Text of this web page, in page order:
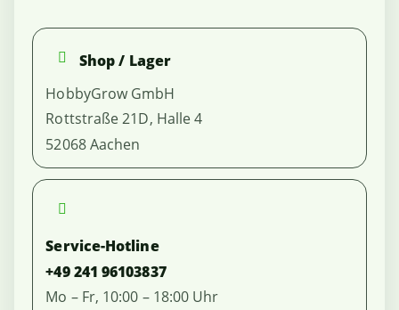
Shop / Lager
HobbyGrow GmbH
Rottstraße 21D, Halle 4
52068 Aachen
Service-Hotline
+49 241 96103837
Mo – Fr, 10:00 – 18:00 Uhr